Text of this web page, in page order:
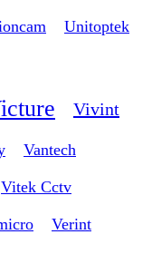
Unitoptek
Vivint
Vantech
Vitek Cctv
Verint